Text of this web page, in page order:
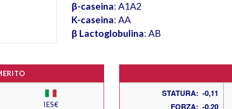
β-caseina: A1A2
K-caseina: AA
β Lactoglobulina: AB
IES€